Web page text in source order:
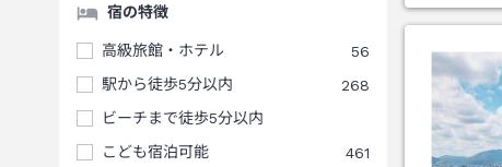
宿の特徴
高級旅館・ホテル
56
駅から徒歩5分以内
268
ビーチまで徒歩5分以内
こども宿泊可能
461